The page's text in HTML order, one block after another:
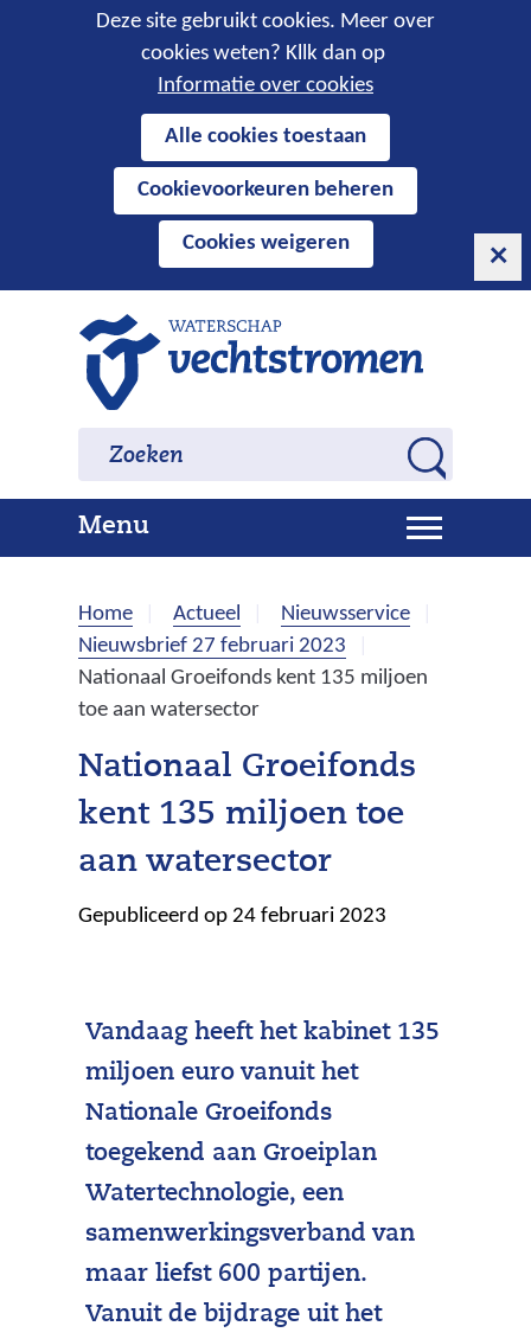
Cookies
toestaan?
Deze site gebruikt cookies. Meer over
cookies weten? Kllk dan op
Informatie over cookies
cookies
deze
website
worden
toegestaan
geweigerd.
Alle cookies toestaan
Cookievoorkeuren beheren
Cookies weigeren
naar
o
e
k
e
n
Zoeken Zoeken
MenuU
i
l
a
p
n
Home Actueel
Nieuwsservice
Nieuwsbrief 27 februari 2023
Nationaal Groeifonds kent 135 miljoen
toe aan watersector
Nationaal Groeifonds
kent 135 miljoen toe
aan watersector
Gepubliceerd op 24 februari 2023
Vandaag heeft het kabinet 135
miljoen euro vanuit het
Nationale Groeifonds
toegekend aan Groeiplan
Watertechnologie, een
samenwerkingsverband van
maar liefst 600 partijen.
Vanuit de bijdrage uit het